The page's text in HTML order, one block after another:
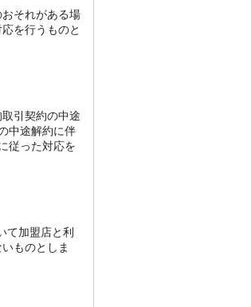
それがある場
を行うものと
引契約の中途
中途解約に伴
従った対応を
て加盟店と利
ものとしま